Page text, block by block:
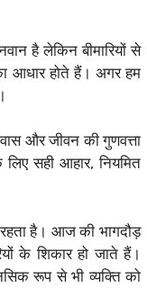
है लेकिन बीमारियों से
आधार होते हैं। अगर हम
और जीवन की गुणवत्ता
सही आहार, नियमित
है। आज की भागदौड़
के शिकार हो जाते हैं।
रूप से भी व्यक्ति को